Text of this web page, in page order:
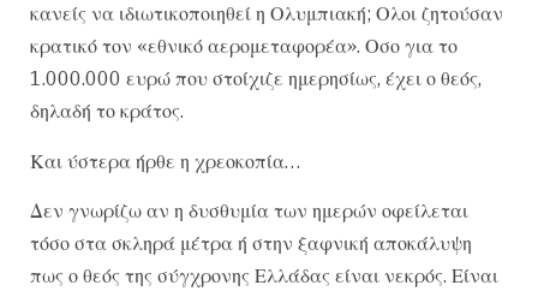
κανείς να ιδιωτικοποιηθεί η Ολυμπιακή; Ολοι ζητούσαν
κρατικό τον «εθνικό αερομεταφορέα». Οσο για το
1.000.000 ευρώ που στοίχιζε ημερησίως, έχει ο θεός,
δηλαδή το κράτος.
Και ύστερα ήρθε η χρεοκοπία…
Δεν γνωρίζω αν η δυσθυμία των ημερών οφείλεται
τόσο στα σκληρά μέτρα ή στην ξαφνική αποκάλυψη
πως ο θεός της σύγχρονης Ελλάδας είναι νεκρός. Είναι